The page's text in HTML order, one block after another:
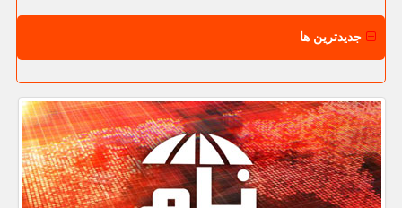
جدیدترین ها